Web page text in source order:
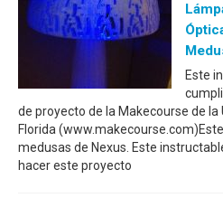
Este
de proyecto de la Makecourse de la
Florida
medusas de Nexus. Este
hacer este proyecto